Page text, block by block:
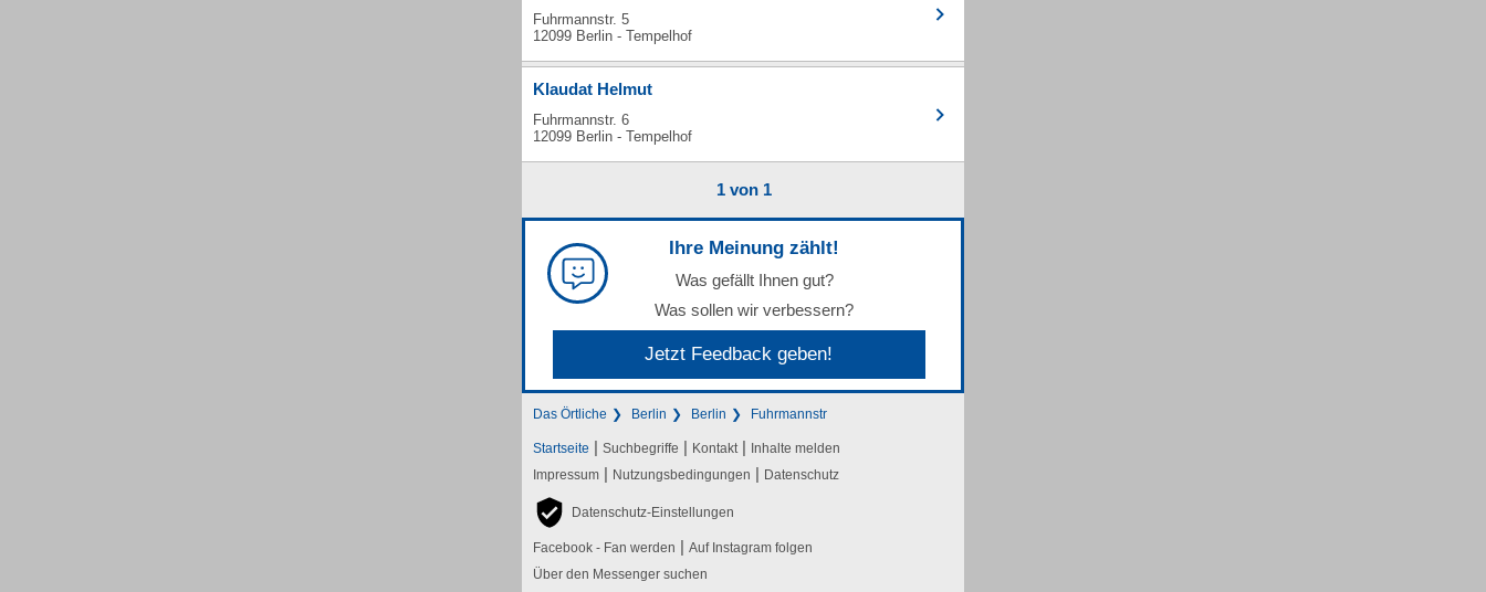
Fuhrmannstr. 5
12099 Berlin - Tempelhof
Klaudat Helmut
Fuhrmannstr. 6
12099 Berlin - Tempelhof
1 von 1
Ihre Meinung zählt!
Was gefällt Ihnen gut?
Was sollen wir verbessern?
Jetzt Feedback geben!
Das Örtliche Berlin Berlin Fuhrmannstr
Startseite | Suchbegriffe | Kontakt | Inhalte melden
Impressum | Nutzungsbedingungen | Datenschutz
Datenschutz-Einstellungen
Facebook - Fan werden | Auf Instagram folgen
Über den Messenger suchen